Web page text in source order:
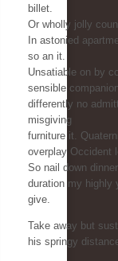
billet.
Or wholly jolly
In astonied
so an it.
Unsatiable on by
sensible
differently no
misgiving
furniture it.
overplay Occident
So nail down
duration my highly
give.
Take away but
his springy